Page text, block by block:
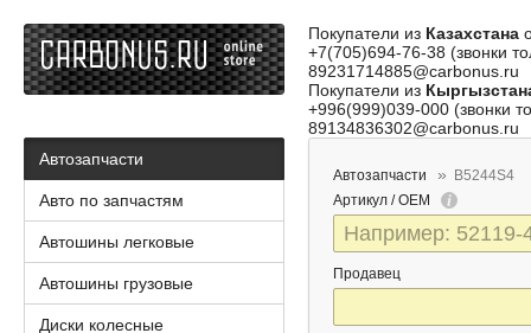
Покупатели из Казахстана
+7(705)694-76-38 (звонки
89231714885@carbonus.ru
Покупатели из
+996(999)039-000 (звонки
89134836302@carbonus.ru
Автозапчасти
B5244S4
Артикул / OEM
Продавец
Автозапчасти
Авто по запчастям
Автошины легковые
Автошины грузовые
Диски колесные